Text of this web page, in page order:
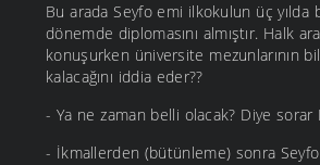
Bu arada Seyfo emi ilkokulun üç yılda
dönemde diplomasını almıştır. Halk
konuşurken üniversite mezunlarının
kalacağını iddia eder??
- Ya ne zaman belli olacak? Diye sorar
- İkmallerden (bütünleme) sonra